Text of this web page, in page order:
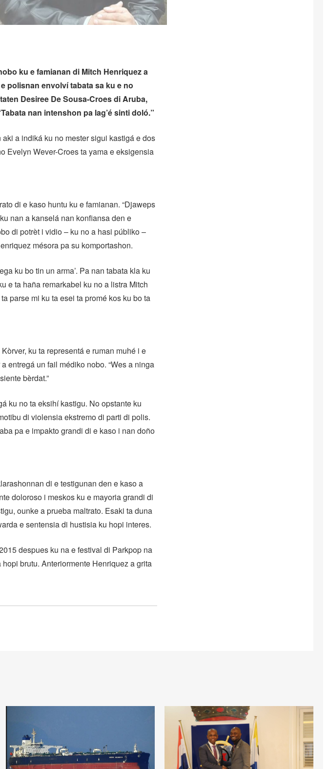
ku e famianan di Mitch Henriquez a
polisnan envolví tabata sa ku e no
Desiree De Sousa-Croes di Aruba,
nan intenshon pa lag’é sinti doló.”
a indiká ku no mester sigui kastigá e dos
Evelyn Wever-Croes ta yama e eksigensia
di e kaso huntu ku e famianan. “Djaweps
nan a kanselá nan konfiansa den e
di potrèt i vidio – ku no a hasi públiko –
mésora pa su komportashon.
ku bo tin un arma’. Pa nan tabata kla ku
e ta haña remarkabel ku no a listra Mitch
parse mi ku ta esei ta promé kos ku bo ta
ku ta representá e ruman muhé i e
entregá un fail médiko nobo. “Wes a ninga
bèrdat.”
ku no ta eksihí kastigu. No opstante ku
di violensia ekstremo di parti di polis.
pa e impakto grandi di e kaso i nan doño
di e testigunan den e kaso a
doloroso i meskos ku e mayoria grandi di
ounke a prueba maltrato. Esaki ta duna
e sentensia di hustisia ku hopi interes.
despues ku na e festival di Parkpop na
brutu. Anteriormente Henriquez a grita